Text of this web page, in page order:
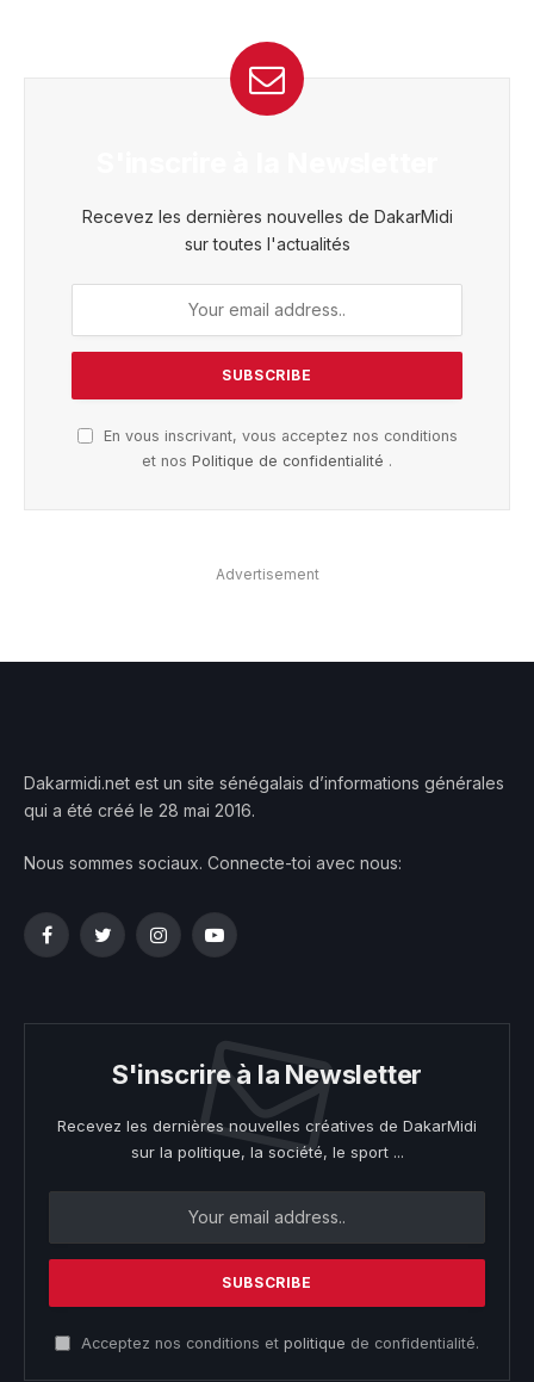
Recevez les dernières nouvelles de DakarMidi
sur toutes l'actualités
En vous inscrivant, vous acceptez nos conditions
et nos Politique de confidentialité .
Advertisement
Dakarmidi.net est un site sénégalais d’informations générales
qui a été créé le 28 mai 2016.
Nous sommes sociaux. Connecte-toi avec nous:
FacebookTwitterInstagramYouTube
S'inscrire à la Newsletter
Recevez les dernières nouvelles créatives de DakarMidi
sur la politique, la société, le sport ...
Acceptez nos conditions et politique de confidentialité.